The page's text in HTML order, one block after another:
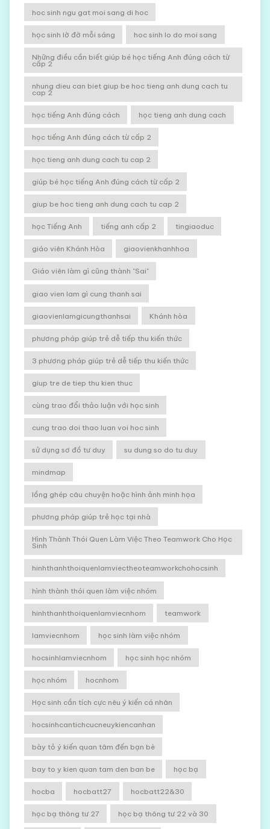
hoc sinh ngu gat moi sang di hoc
học sinh lờ đờ mỗi sáng hoc sinh lo do moi sang
Những điều cần biết giúp bé học tiếng Anh đúng cách từ
cấp 2
nhung dieu can biet giup be hoc tieng anh dung cach tu
cap 2
học tiếng Anh đúng cách học tieng anh dung cach
học tiếng Anh đúng cách từ cấp 2
học tieng anh dung cach tu cap 2
giúp bé học tiếng Anh đúng cách từ cấp 2
giup be hoc tieng anh dung cach tu cap 2
học Tiếng Anh tiếng anh cấp 2 tingiaoduc
giáo viên Khánh Hòa giaovienkhanhhoa
Giáo viên làm gì cũng thành "Sai"
giao vien lam gì cung thanh sai
giaovienlamgicungthanhsai Khánh hòa
phương pháp giúp trẻ dễ tiếp thu kiến thức
3 phương pháp giúp trẻ dễ tiếp thu kiến thức
giup tre de tiep thu kien thuc
cùng trao đổi thảo luận với học sinh
cung trao doi thao luan voi hoc sinh
sử dụng sơ đồ tư duy su dung so do tu duy
mindmap
lồng ghép câu chuyện hoặc hình ảnh minh họa
phương pháp giúp trẻ học tại nhà
Hình Thành Thói Quen Làm Việc Theo Teamwork Cho Học
Sinh
hinhthanhthoiquenlamviectheoteamworkchohocsinh
hình thành thói quen làm việc nhóm
hinhthanhthoiquenlamviecnhom teamwork
lamviecnhom học sinh làm việc nhóm
hocsinhlamviecnhom học sinh học nhóm
học nhóm hocnhom
Học sinh cần tích cực nêu ý kiến cá nhân
hocsinhcantichcucneuykiencanhan
bày tỏ ý kiến quan tâm đến bạn bè
bay to y kien quan tam den ban be học bạ
hocba hocbatt27 hocbatt22&30
học bạ thông tư 27 học bạ thông tư 22 và 30